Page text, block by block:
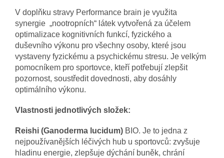
V doplňku stravy Performance brain je využita
synergie „nootropních“ látek vytvořená za účelem
optimalizace kognitivních funkcí, fyzického a
duševního výkonu pro všechny osoby, které jsou
vystaveny fyzickému a psychickému stresu. Je velkým
pomocníkem pro sportovce, kteří potřebují zlepšit
pozornost, soustředit dovednosti, aby dosáhly
optimálního výkonu.
Vlastnosti jednotlivých složek:
Reishi (Ganoderma lucidum) BIO. Je to jedna z
nejpoužívanějších léčivých hub u sportovců: zvyšuje
hladinu energie, zlepšuje dýchání buněk, chrání